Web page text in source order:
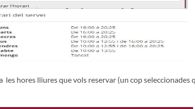
les hores lliures que vols reservar (un cop